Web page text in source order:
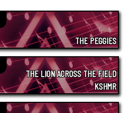
THE PEGGIES
THE LION ACROSS THE FIELD
KSHMR